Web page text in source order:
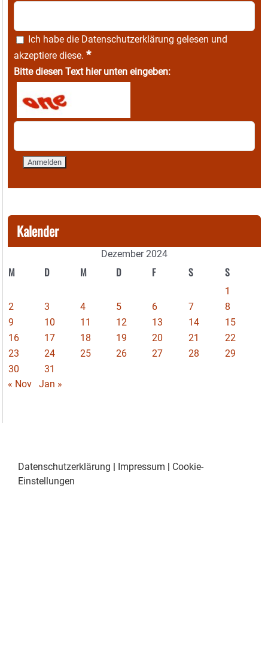
Ich habe die Datenschutzerklärung gelesen und
akzeptiere diese. *
Bitte diesen Text hier unten eingeben:
Kalender
Dezember 2024
M D M D F S S
1
2
3 4 5 6 7
8
9
10 11 12 13 14
15
16
17 18 19 20 21
22
23
24 25 26 27 28
29
30
31
« Nov
Jan »
Datenschutzerklärung | Impressum | Cookie-
Einstellungen